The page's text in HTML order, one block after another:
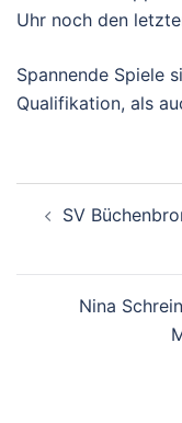
Uhr noch den
Spannende Spiele
Qualifikation, als
SV
Nina